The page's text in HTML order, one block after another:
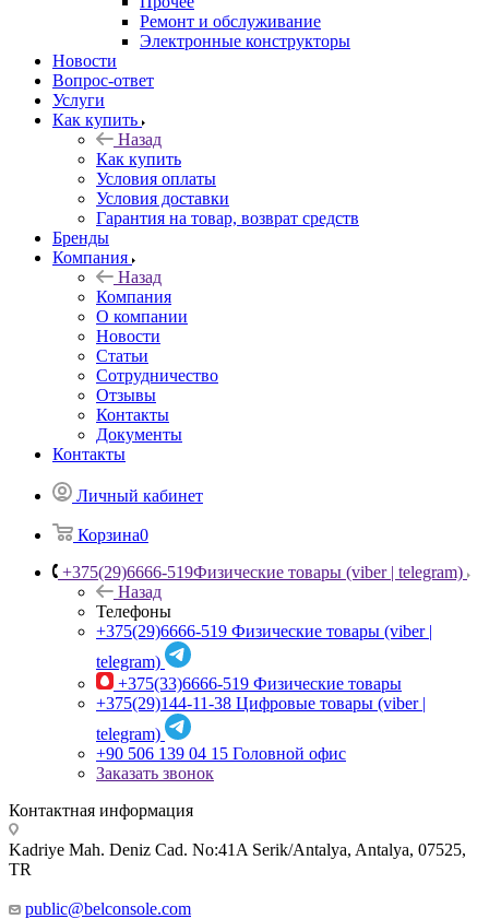
Ремонт и обслуживание
Электронные конструкторы
Новости
Вопрос-ответ
Услуги
Как купить
Назад
Как купить
Условия оплаты
Условия доставки
Гарантия на товар, возврат средств
Бренды
Компания
Назад
Компания
О компании
Новости
Статьи
Сотрудничество
Отзывы
Контакты
Документы
Контакты
Личный кабинет
Корзина0
+375(29)6666-519Физические товары (viber | telegram)
Назад
Телефоны
+375(29)6666-519 Физические товары (viber |
telegram)
+375(33)6666-519 Физические товары
+375(29)144-11-38 Цифровые товары (viber |
telegram)
+90 506 139 04 15 Головной офис
Заказать звонок
Контактная информация
Kadriye Mah. Deniz Cad. No:41A Serik/Antalya, Antalya, 07525,
TR
public@belconsole.com